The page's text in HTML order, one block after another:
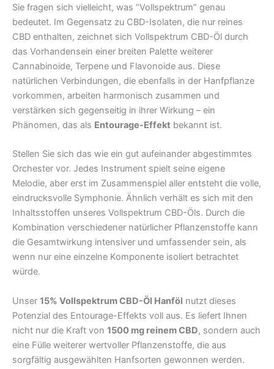
Sie fragen sich vielleicht, was “Vollspektrum” genau
bedeutet. Im Gegensatz zu CBD-Isolaten, die nur reines
CBD enthalten, zeichnet sich Vollspektrum CBD-Öl durch
das Vorhandensein einer breiten Palette weiterer
Cannabinoide, Terpene und Flavonoide aus. Diese
natürlichen Verbindungen, die ebenfalls in der Hanfpflanze
vorkommen, arbeiten harmonisch zusammen und
verstärken sich gegenseitig in ihrer Wirkung – ein
Phänomen, das als Entourage-Effekt bekannt ist.
Stellen Sie sich das wie ein gut aufeinander abgestimmtes
Orchester vor. Jedes Instrument spielt seine eigene
Melodie, aber erst im Zusammenspiel aller entsteht die volle,
eindrucksvolle Symphonie. Ähnlich verhält es sich mit den
Inhaltsstoffen unseres Vollspektrum CBD-Öls. Durch die
Kombination verschiedener natürlicher Pflanzenstoffe kann
die Gesamtwirkung intensiver und umfassender sein, als
wenn nur eine einzelne Komponente isoliert betrachtet
würde.
Unser 15% Vollspektrum CBD-Öl Hanföl nutzt dieses
Potenzial des Entourage-Effekts voll aus. Es liefert Ihnen
nicht nur die Kraft von 1500 mg reinem CBD, sondern auch
eine Fülle weiterer wertvoller Pflanzenstoffe, die aus
sorgfältig ausgewählten Hanfsorten gewonnen werden.